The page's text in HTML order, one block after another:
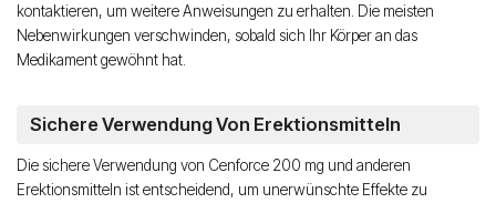
kontaktieren, um weitere Anweisungen zu erhalten. Die meisten
Nebenwirkungen verschwinden, sobald sich Ihr Körper an das
Medikament gewöhnt hat.
Sichere Verwendung Von Erektionsmitteln
Die sichere Verwendung von Cenforce 200 mg und anderen
Erektionsmitteln ist entscheidend, um unerwünschte Effekte zu